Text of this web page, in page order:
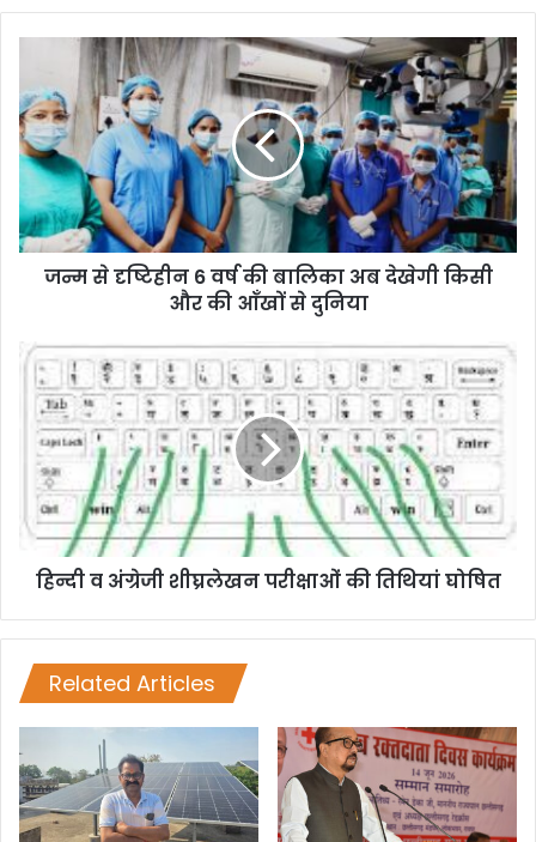
जन्म से दृष्टिहीन 6 वर्ष की बालिका अब देखेगी किसी
और की आँखों से दुनिया
हिन्दी व अंग्रेजी शीघ्रलेखन परीक्षाओं की तिथियां घोषित
Related Articles